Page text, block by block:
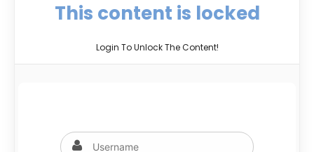
This content is locked
Login To Unlock The Content!